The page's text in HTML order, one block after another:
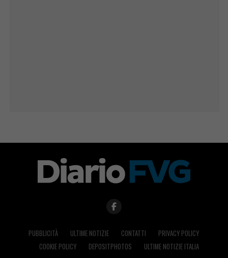
PUBBLICITÀ ULTIME NOTIZIE CONTATTI
PRIVACY POLICY
COOKIE POLICY
DEPOSITPHOTOS ULTIME NOTIZIE ITALIA